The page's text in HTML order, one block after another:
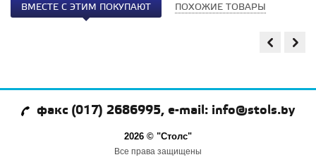
ВМЕСТЕ С ЭТИМ ПОКУПАЮТ ПОХОЖИЕ ТОВАРЫ
факс (017) 2686995, e-mail: info@stols.by
2026 © "Столс"
Все права защищены